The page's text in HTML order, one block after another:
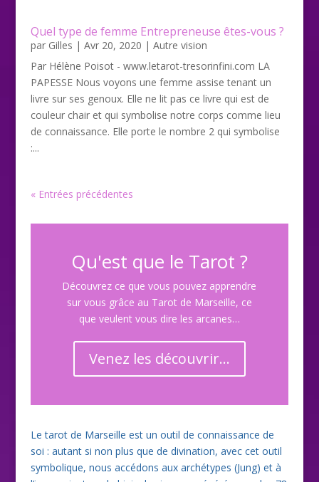
Quel type de femme Entrepreneuse êtes-vous ?
par Gilles | Avr 20, 2020 | Autre vision
Par Hélène Poisot - www.letarot-tresorinfini.com LA
PAPESSE Nous voyons une femme assise tenant un
livre sur ses genoux. Elle ne lit pas ce livre qui est de
couleur chair et qui symbolise notre corps comme lieu
de connaissance. Elle porte le nombre 2 qui symbolise
:...
« Entrées précédentes
Qu'est que le Tarot ?
Découvrez ce que vous pouvez apprendre
sur vous grâce au Tarot de Marseille, ce
que veulent vous dire les arcanes…
Venez les découvrir...
Le tarot de Marseille est un outil de connaissance de
soi : autant si non plus que de divination, avec cet outil
symbolique, nous accédons aux archétypes (Jung) et à